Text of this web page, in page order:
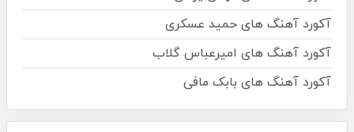
آکورد آهنگ های حمید عسکری
آکورد آهنگ های امیرعباس گلاب
آکورد آهنگ های بابک مافی